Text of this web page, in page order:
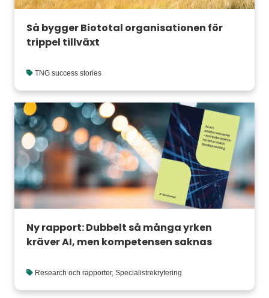
Så bygger Biototal organisationen för
trippel tillväxt
TNG success stories
Ny rapport: Dubbelt så många yrken
kräver AI, men kompetensen saknas
Research och rapporter, Specialistrekrytering